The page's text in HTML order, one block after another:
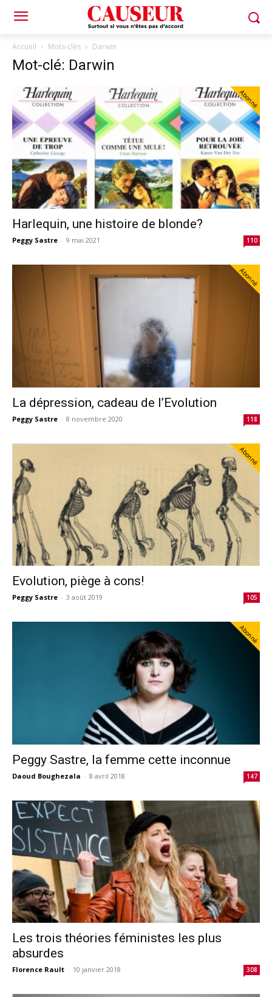
Accueil Mots-clés Darwin
Mot-clé: Darwin
Abonné
Harlequin, une histoire de blonde?
Peggy Sastre - 9 mai 2021 110
Abonné
La dépression, cadeau de l’Evolution
Peggy Sastre - 8 novembre 2020 118
Abonné
Evolution, piège à cons!
Peggy Sastre - 3 août 2019 105
Abonné
Peggy Sastre, la femme cette inconnue
Daoud Boughezala - 8 avril 2018 147
Les trois théories féministes les plus
absurdes
Florence Rault - 10 janvier 2018 308